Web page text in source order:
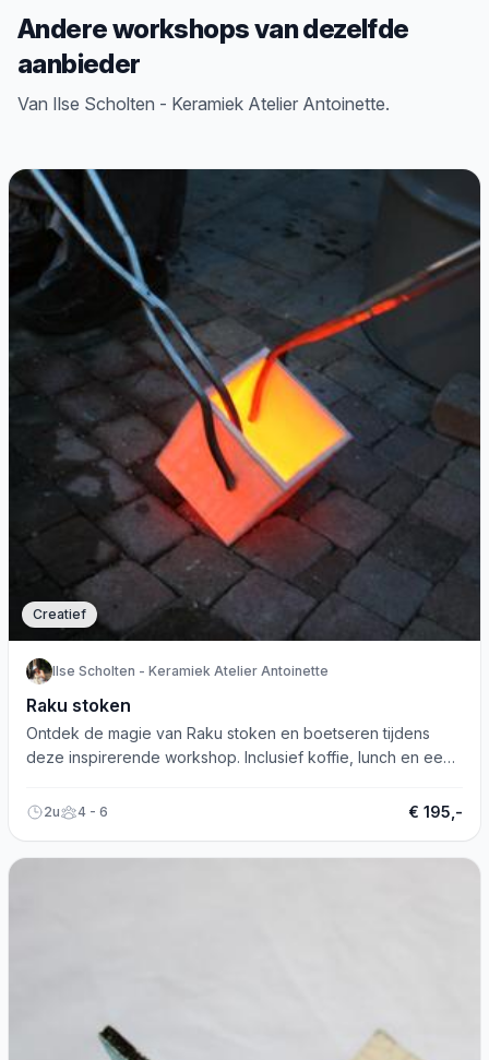
Andere workshops van dezelfde
aanbieder
Van Ilse Scholten - Keramiek Atelier Antoinette.
Creatief
Ilse Scholten - Keramiek Atelier Antoinette
Raku stoken
Ontdek de magie van Raku stoken en boetseren tijdens
deze inspirerende workshop. Inclusief koffie, lunch en een
2u 4 - 6 € 195,-